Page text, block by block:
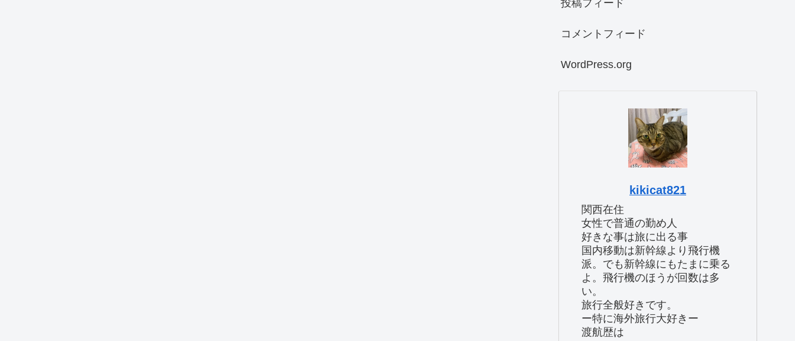
投稿フィード
コメントフィード
WordPress.org
kikicat821
関西在住
女性で普通の勤め人
好きな事は旅に出る事
国内移動は新幹線より飛行機
派。でも新幹線にもたまに乗る
よ。飛行機のほうが回数は多
い。
旅行全般好きです。
ー特に海外旅行大好きー
渡航歴は